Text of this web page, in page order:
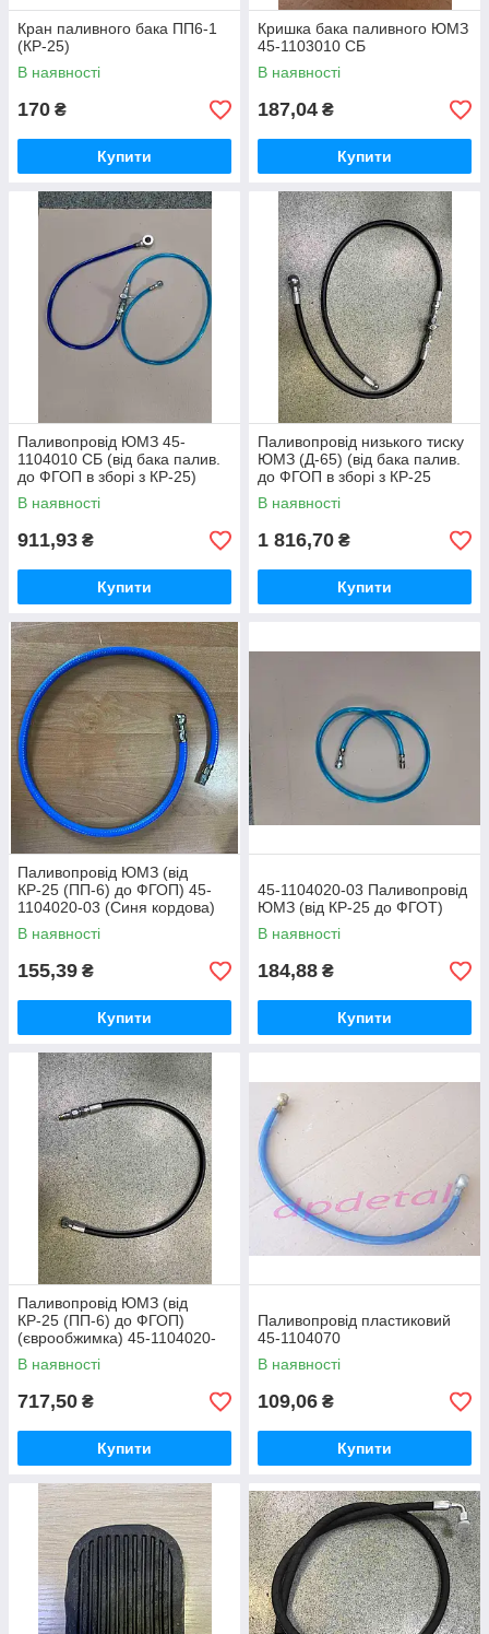
Кран паливного бака ПП6-1
(КР-25)
В наявності
170 ₴
Купити
Кришка бака паливного ЮМЗ
45-1103010 СБ
В наявності
187,04 ₴
Купити
Паливопровід ЮМЗ 45-
1104010 СБ (від бака палив.
до ФГОП в зборі з КР-25)
(ПВХ синя проз.)(45-1101030
СБ)
В наявності
911,93 ₴
Купити
Паливопровід низького тиску
ЮМЗ (Д-65) (від бака палив.
до ФГОП в зборі з КР-25
оригінал) (єврообжимка) 45-
1104010
В наявності
1 816,70 ₴
Купити
Паливопровід ЮМЗ (від
КР-25 (ПП-6) до ФГОП) 45-
1104020-03 (Синя кордова)
В наявності
155,39 ₴
Купити
45-1104020-03 Паливопровід
ЮМЗ (від КР-25 до ФГОТ)
В наявності
184,88 ₴
Купити
Паливопровід ЮМЗ (від
КР-25 (ПП-6) до ФГОП)
(єврообжимка) 45-1104020-
03
В наявності
717,50 ₴
Купити
Паливопровід пластиковий
45-1104070
В наявності
109,06 ₴
Купити